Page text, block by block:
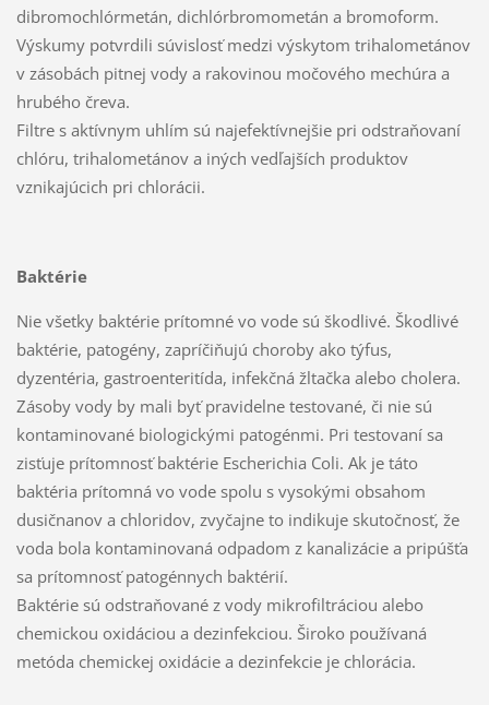
dibromochlórmetán, dichlórbromometán a bromoform.
Výskumy potvrdili súvislosť medzi výskytom trihalometánov
v zásobách pitnej vody a rakovinou močového mechúra a
hrubého čreva.
Filtre s aktívnym uhlím sú najefektívnejšie pri odstraňovaní
chlóru, trihalometánov a iných vedľajších produktov
vznikajúcich pri chlorácii.
Baktérie
Nie všetky baktérie prítomné vo vode sú škodlivé. Škodlivé
baktérie, patogény, zapríčiňujú choroby ako týfus,
dyzentéria, gastroenteritída, infekčná žltačka alebo cholera.
Zásoby vody by mali byť pravidelne testované, či nie sú
kontaminované biologickými patogénmi. Pri testovaní sa
zisťuje prítomnosť baktérie Escherichia Coli. Ak je táto
baktéria prítomná vo vode spolu s vysokými obsahom
dusičnanov a chloridov, zvyčajne to indikuje skutočnosť, že
voda bola kontaminovaná odpadom z kanalizácie a pripúšťa
sa prítomnosť patogénnych baktérií.
Baktérie sú odstraňované z vody mikrofiltráciou alebo
chemickou oxidáciou a dezinfekciou. Široko používaná
metóda chemickej oxidácie a dezinfekcie je chlorácia.